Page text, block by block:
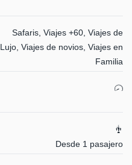
Safaris, Viajes +60, Viajes de
Lujo, Viajes de novios, Viajes en
Familia
Desde 1 pasajero